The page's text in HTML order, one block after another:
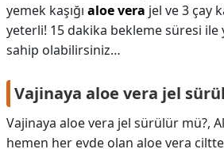
yemek kaşığı aloe vera jel ve 3 çay
yeterli! 15 dakika bekleme süresi ile
sahip olabilirsiniz…
Vajinaya aloe vera jel
Vajinaya aloe vera jel sürülür mü?,
hemen her evde olan aloe vera